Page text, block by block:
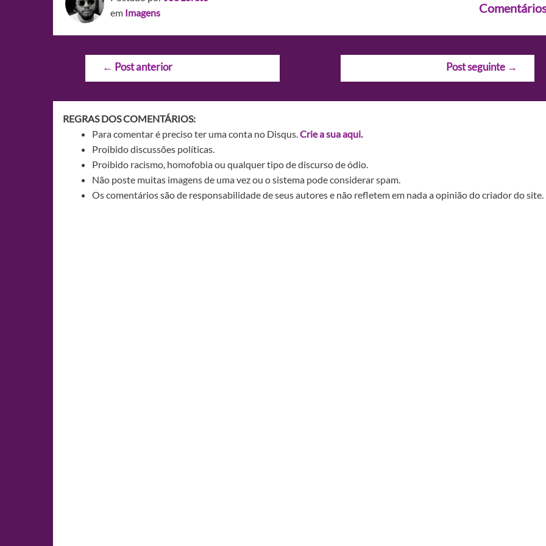
em Imagens
Navegação
← Post anterior Post seguinte →
REGRAS DOS COMENTÁRIOS:
Para comentar é preciso ter uma conta no Disqus.Crie a sua aqui.
Proibido discussões políticas.
Proibido racismo, homofobia ou qualquer tipo de discurso de ódio.
Não poste muitas imagens de uma vez ou o sistema pode considerar spam.
Os comentários são de responsabilidade de seus autores e não refletem em nada a opinião do criador do site.